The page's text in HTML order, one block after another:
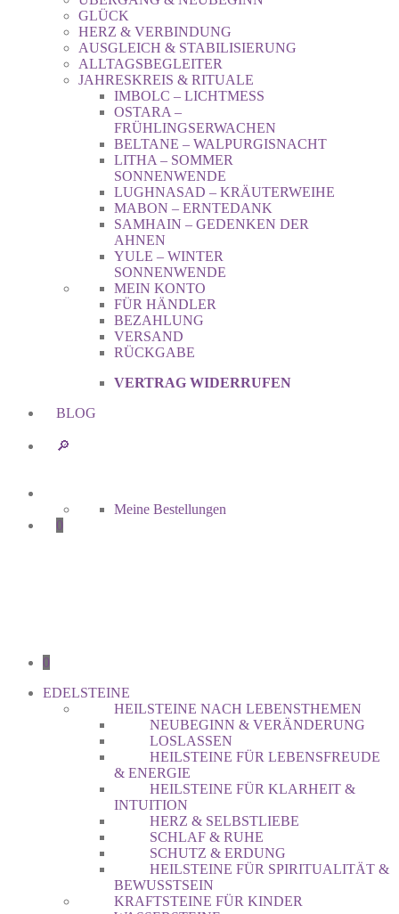
GLÜCK
HERZ & VERBINDUNG
AUSGLEICH & STABILISIERUNG
ALLTAGSBEGLEITER
JAHRESKREIS & RITUALE
IMBOLC – LICHTMESS
OSTARA –
FRÜHLINGSERWACHEN
BELTANE – WALPURGISNACHT
LITHA – SOMMER
SONNENWENDE
LUGHNASAD – KRÄUTERWEIHE
MABON – ERNTEDANK
SAMHAIN – GEDENKEN DER
AHNEN
YULE – WINTER
SONNENWENDE
MEIN KONTO
FÜR HÄNDLER
BEZAHLUNG
VERSAND
RÜCKGABE
VERTRAG WIDERRUFEN
BLOG
🔎︎
Meine Bestellungen
0
0
EDELSTEINE
HEILSTEINE NACH LEBENSTHEMEN
NEUBEGINN & VERÄNDERUNG
LOSLASSEN
HEILSTEINE FÜR LEBENSFREUDE
& ENERGIE
HEILSTEINE FÜR KLARHEIT &
INTUITION
HERZ & SELBSTLIEBE
SCHLAF & RUHE
SCHUTZ & ERDUNG
HEILSTEINE FÜR SPIRITUALITÄT &
BEWUSSTSEIN
KRAFTSTEINE FÜR KINDER